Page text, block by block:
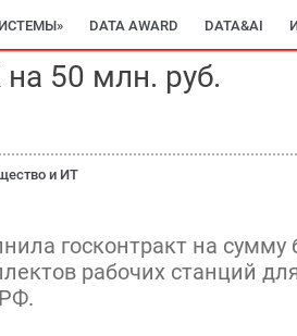
DATA AWARD DATA&AI
50 млн. руб.
и ИТ
госконтракт на сумму
рабочих станций